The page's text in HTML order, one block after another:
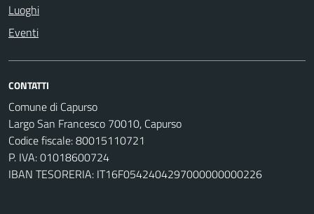
Luoghi
Eventi
CONTATTI
Comune di Capurso
Largo San Francesco 70010, Capurso
Codice fiscale: 80015110721
P. IVA: 01018600724
IBAN TESORERIA: IT16F0542404297000000000226